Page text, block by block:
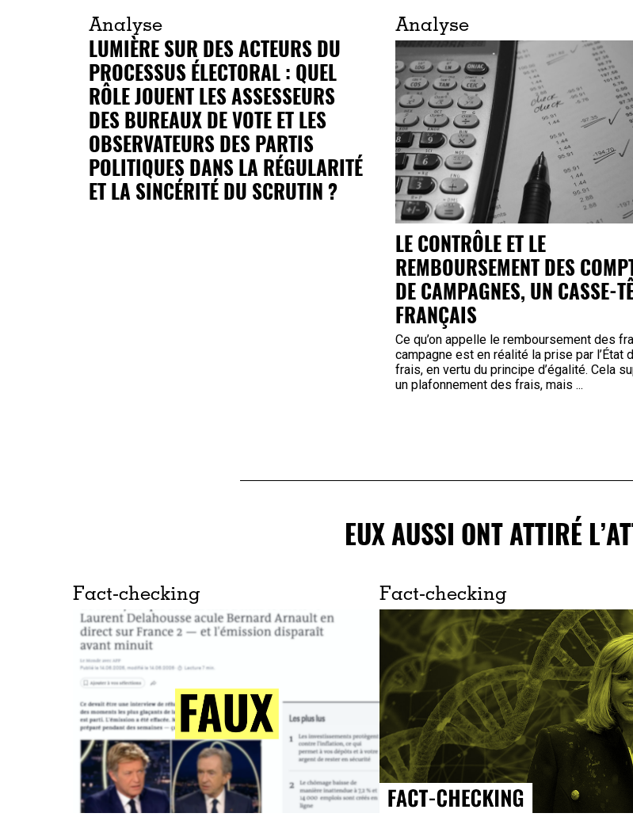
Analyse
LUMIÈRE SUR DES ACTEURS DU
PROCESSUS ÉLECTORAL : QUEL
RÔLE JOUENT LES ASSESSEURS
DES BUREAUX DE VOTE ET LES
OBSERVATEURS DES PARTIS
POLITIQUES DANS LA RÉGULARITÉ
ET LA SINCÉRITÉ DU SCRUTIN ?
Analyse
LE CONTRÔLE ET LE
REMBOURSEMENT DES
DE CAMPAGNES, UN CASSE-
FRANÇAIS
Ce qu’on appelle le remboursement des
campagne est en réalité la prise par l’État
frais, en vertu du principe d’égalité. Cela
un plafonnement des frais, mais ...
EUX AUSSI ONT ATTIRÉ
Fact-checking Fact-checking